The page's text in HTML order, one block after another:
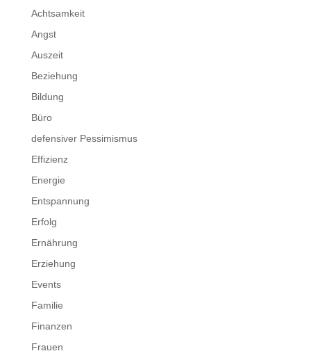
Achtsamkeit
Angst
Auszeit
Beziehung
Bildung
Büro
defensiver Pessimismus
Effizienz
Energie
Entspannung
Erfolg
Ernährung
Erziehung
Events
Familie
Finanzen
Frauen